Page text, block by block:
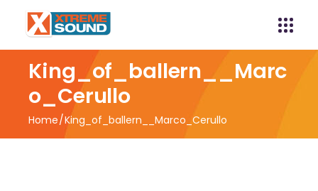
King_of_ballern__Marc
o_Cerullo
Home King_of_ballern__Marco_Cerullo